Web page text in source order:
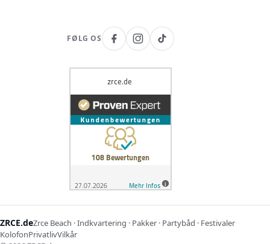
FØLG OS
ZRCE.deZrce Beach · Indkvartering · Pakker · Partybåd · Festivaler
KolofonPrivatlivVilkår